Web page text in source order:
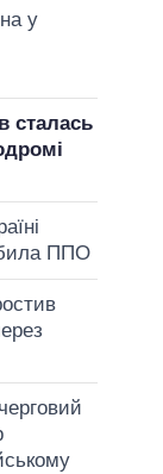
у
сталась
ППО